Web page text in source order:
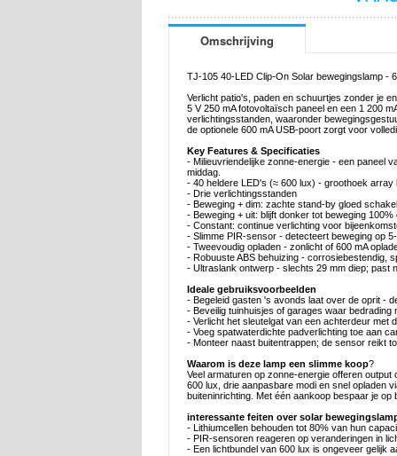
Omschrijving
TJ-105 40-LED Clip-On Solar bewegingslamp -
Verlicht patio's, paden en schuurtjes zonder je
5 V 250 mA fotovoltaïsch paneel en een 1 200
verlichtingsstanden, waaronder
de optionele 600 mA USB-poort zorgt voor
Key Features & Specificaties
- Milieuvriendelijke zonne-energie - een paneel
middag.
- 40 heldere LED's (≈ 600 lux) - groothoek
- Drie verlichtingsstanden
- Beweging + dim: zachte stand-by gloed
- Beweging + uit: blijft donker tot beweging
- Constant: continue verlichting voor
- Slimme PIR-sensor - detecteert beweging op
- Tweevoudig opladen - zonlicht of 600 mA
- Robuuste ABS behuizing - corrosiebestendig,
- Ultraslank ontwerp - slechts 29 mm diep; past
Ideale gebruiksvoorbeelden
- Begeleid gasten 's avonds laat over de oprit -
- Beveilig tuinhuisjes of garages waar
- Verlicht het sleutelgat van een achterdeur met
- Voeg spatwaterdichte padverlichting toe aan
- Monteer naast buitentrappen; de sensor reikt
Waarom is deze lamp een slimme koop?
Veel armaturen op zonne-energie offeren
600 lux, drie aanpasbare modi en snel opladen
buiteninrichting. Met één aankoop bespaar je
interessante feiten over solar
- Lithiumcellen behouden tot 80% van hun
- PIR-sensoren reageren op veranderingen in
- Een lichtbundel van 600 lux is ongeveer gelijk